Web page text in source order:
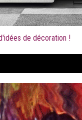
de décoration !